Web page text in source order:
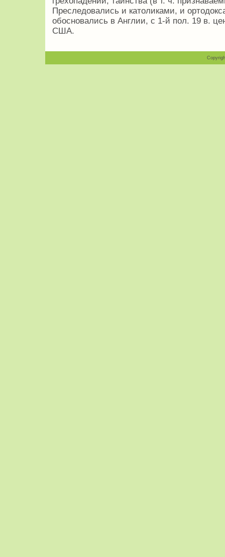
Преследовались и католиками, и
обосновались в Англии, с 1-й пол. 19 в.
США.